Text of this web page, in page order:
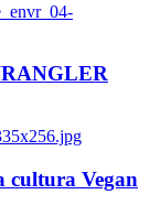
cultura Vegan